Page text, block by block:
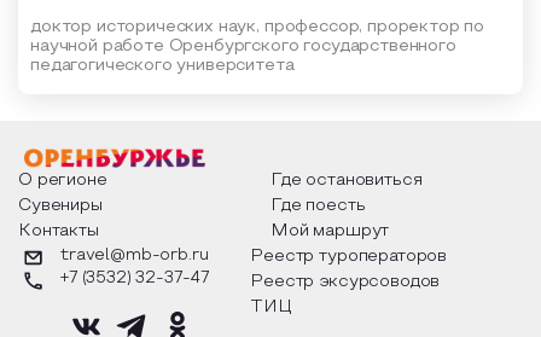
доктор исторических наук, профессор, проректор по
научной работе Оренбургского государственного
педагогического университета
О регионе
Где остановиться
Сувениры
Где поесть
Контакты
Мой маршрут
travel@mb-orb.ru
+7 (3532) 32-37-47
Реестр туроператоров
Реестр эксурсоводов
ТИЦ